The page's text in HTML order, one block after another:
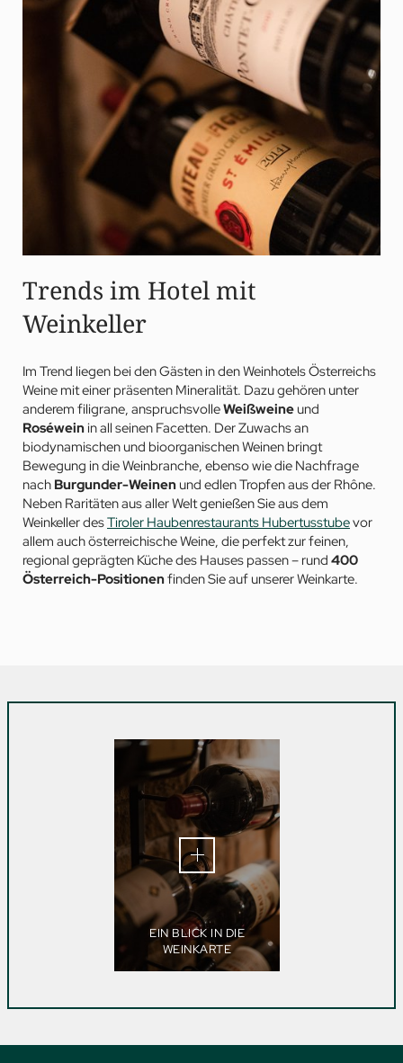
Trends im Hotel mit
Weinkeller
Im Trend liegen bei den Gästen in den Weinhotels Österreichs
Weine mit einer präsenten Mineralität. Dazu gehören unter
anderem filigrane, anspruchsvolleWeißweine und
Roséweinin all seinen Facetten. Der Zuwachs an
biodynamischen und bioorganischen Weinen bringt
Bewegung in die Weinbranche, ebenso wie die Nachfrage
nach Burgunder-Weinen und edlen Tropfen aus der Rhône.
Neben Raritäten aus aller Welt genießen Sie aus dem
Weinkeller desTiroler Haubenrestaurants Hubertusstubevor
allem auch österreichische Weine, die perfekt zur feinen,
regional geprägten Küche des Hauses passen – rund 400
Österreich-Positionenfinden Sie auf unserer Weinkarte.
EIN BLICK IN DIE
WEINKARTE